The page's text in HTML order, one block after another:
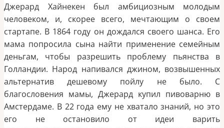
Джерард Хайнекен был амбициозным молодым
человеком, и, скорее всего, мечтающим о своем
стартапе. В 1864 году он дождался своего шанса. Его
мама попросила сына найти применение семейным
деньгам, чтобы разрешить проблему пьянства в
Голландии. Народ напивался джином, возвышенных
альтернатив дешевому пойлу не было. С
благословения мамы, Джерард купил пивоварню в
Амстердаме. В 22 года ему не хватало знаний, но это
его не остановило от идеи варить